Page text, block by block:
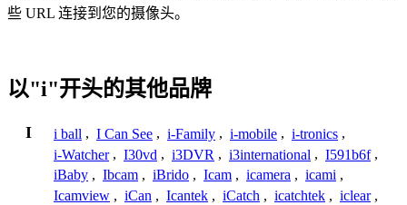
些 URL 连接到您的摄像头。
以"i"开头的其他品牌
I i ball , I Can See , i-Family , i-mobile , i-tronics ,
i-Watcher , I30vd , i3DVR , i3international , I591b6f ,
iBaby , Ibcam , iBrido , Icam , icamera , icami ,
Icamview , iCan , Icantek , iCatch , icatchtek , iclear ,